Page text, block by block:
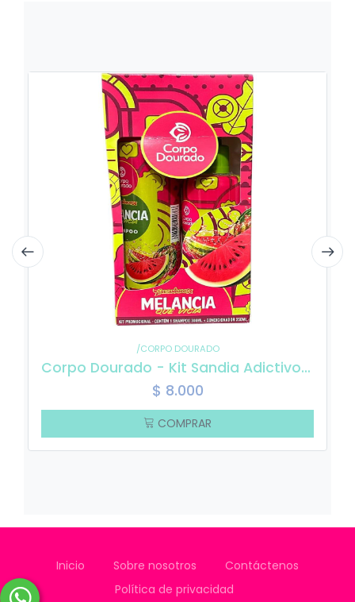
/CORPO DOURADO
Corpo Dourado - Kit Sandia Adictivo - Shampoo 300 ml + Acondicionador 250 ml
$ 8.000
COMPRAR
Inicio Sobre nosotros
Contáctenos
Política de privacidad